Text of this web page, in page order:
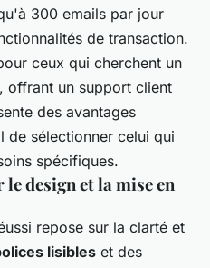
300 emails par jour
de transaction.
ceux qui cherchent un
offrant un support client
des avantages
de sélectionner celui qui
spécifiques.
design et la mise en
repose sur la clarté et
lisibles et des